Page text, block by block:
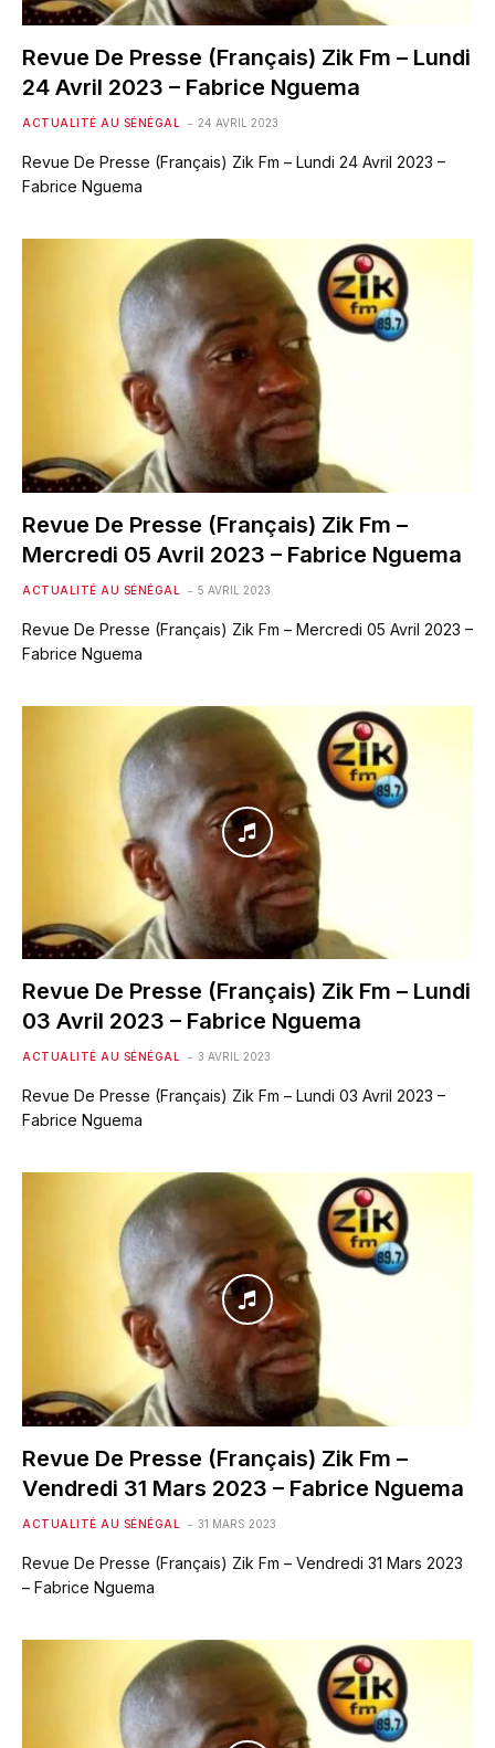
Revue De Presse (Français) Zik Fm – Lundi
24 Avril 2023 – Fabrice Nguema
ACTUALITÉ AU SÉNÉGAL 24 AVRIL 2023
Revue De Presse (Français) Zik Fm – Lundi 24 Avril 2023 –
Fabrice Nguema
Revue De Presse (Français) Zik Fm –
Mercredi 05 Avril 2023 – Fabrice Nguema
ACTUALITÉ AU SÉNÉGAL 5 AVRIL 2023
Revue De Presse (Français) Zik Fm – Mercredi 05 Avril 2023 –
Fabrice Nguema
Revue De Presse (Français) Zik Fm – Lundi
03 Avril 2023 – Fabrice Nguema
ACTUALITÉ AU SÉNÉGAL 3 AVRIL 2023
Revue De Presse (Français) Zik Fm – Lundi 03 Avril 2023 –
Fabrice Nguema
Revue De Presse (Français) Zik Fm –
Vendredi 31 Mars 2023 – Fabrice Nguema
ACTUALITÉ AU SÉNÉGAL 31 MARS 2023
Revue De Presse (Français) Zik Fm – Vendredi 31 Mars 2023
– Fabrice Nguema